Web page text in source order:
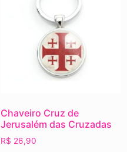
Chaveiro Cruz de
Jerusalém das Cruzadas
R$ 26,90